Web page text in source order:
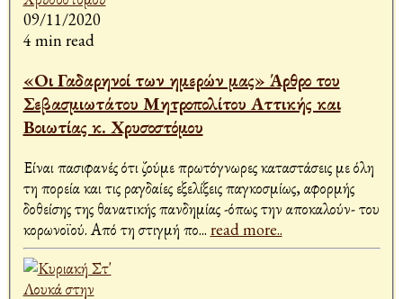
09/11/2020
4 min read
«Οι Γαδαρηνοί των ημερών μας» Άρθρο του
Σεβασμιωτάτου Μητροπολίτου Αττικής και
Βοιωτίας κ. Χρυσοστόμου
Είναι πασιφανές ότι ζούμε πρωτόγνωρες καταστάσεις με όλη
τη πορεία και τις ραγδαίες εξελίξεις παγκοσμίως, αφορμής
δοθείσης της θανατικής πανδημίας -όπως την αποκαλούν- του
κορωνοϊού. Από τη στιγμή πο... read more..